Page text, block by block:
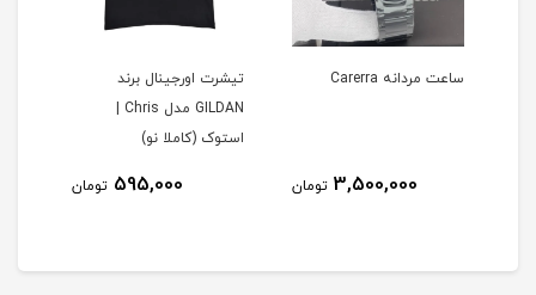
ساعت مردانه Carerra
3,500,000 تومان
تیشرت اورجینال برند
استوک (کاملا نو)
595,000 تومان